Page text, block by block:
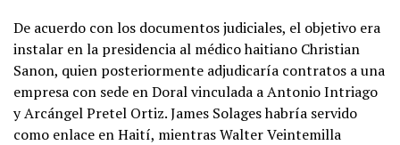
De acuerdo con los documentos judiciales, el objetivo era
instalar en la presidencia al médico haitiano Christian
Sanon, quien posteriormente adjudicaría contratos a una
empresa con sede en Doral vinculada a Antonio Intriago
y Arcángel Pretel Ortiz. James Solages habría servido
como enlace en Haití, mientras Walter Veintemilla